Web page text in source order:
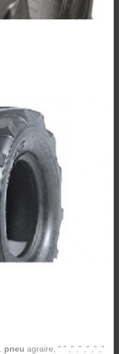
pneu agraire, " " ," ," ," ," ,"